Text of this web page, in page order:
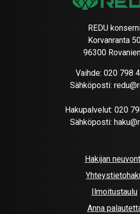
REDU
Korvanranta
96300
Vaihde: 020 798
Sähköposti:
Hakupalvelut: 020
Sähköposti:
Hakijan
Ilmoitustaulu
Anna